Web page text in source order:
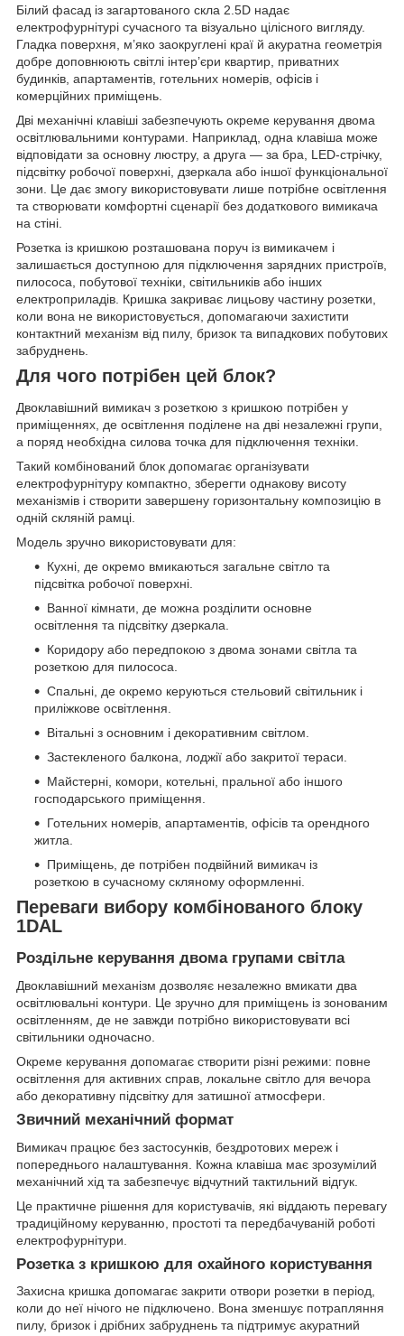
Білий фасад із загартованого скла 2.5D надає
електрофурнітурі сучасного та візуально цілісного вигляду.
Гладка поверхня, м’яко заокруглені краї й акуратна геометрія
добре доповнюють світлі інтер’єри квартир, приватних
будинків, апартаментів, готельних номерів, офісів і
комерційних приміщень.
Дві механічні клавіші забезпечують окреме керування двома
освітлювальними контурами. Наприклад, одна клавіша може
відповідати за основну люстру, а друга — за бра, LED-стрічку,
підсвітку робочої поверхні, дзеркала або іншої функціональної
зони. Це дає змогу використовувати лише потрібне освітлення
та створювати комфортні сценарії без додаткового вимикача
на стіні.
Розетка із кришкою розташована поруч із вимикачем і
залишається доступною для підключення зарядних пристроїв,
пилососа, побутової техніки, світильників або інших
електроприладів. Кришка закриває лицьову частину розетки,
коли вона не використовується, допомагаючи захистити
контактний механізм від пилу, бризок та випадкових побутових
забруднень.
Для чого потрібен цей блок?
Двоклавішний вимикач з розеткою з кришкою потрібен у
приміщеннях, де освітлення поділене на дві незалежні групи,
а поряд необхідна силова точка для підключення техніки.
Такий комбінований блок допомагає організувати
електрофурнітуру компактно, зберегти однакову висоту
механізмів і створити завершену горизонтальну композицію в
одній скляній рамці.
Модель зручно використовувати для:
Кухні, де окремо вмикаються загальне світло та
підсвітка робочої поверхні.
Ванної кімнати, де можна розділити основне
освітлення та підсвітку дзеркала.
Коридору або передпокою з двома зонами світла та
розеткою для пилососа.
Спальні, де окремо керуються стельовий світильник і
приліжкове освітлення.
Вітальні з основним і декоративним світлом.
Застекленого балкона, лоджії або закритої тераси.
Майстерні, комори, котельні, пральної або іншого
господарського приміщення.
Готельних номерів, апартаментів, офісів та орендного
житла.
Приміщень, де потрібен подвійний вимикач із
розеткою в сучасному скляному оформленні.
Переваги вибору комбінованого блоку
1DAL
Роздільне керування двома групами світла
Двоклавішний механізм дозволяє незалежно вмикати два
освітлювальні контури. Це зручно для приміщень із зонованим
освітленням, де не завжди потрібно використовувати всі
світильники одночасно.
Окреме керування допомагає створити різні режими: повне
освітлення для активних справ, локальне світло для вечора
або декоративну підсвітку для затишної атмосфери.
Звичний механічний формат
Вимикач працює без застосунків, бездротових мереж і
попереднього налаштування. Кожна клавіша має зрозумілий
механічний хід та забезпечує відчутний тактильний відгук.
Це практичне рішення для користувачів, які віддають перевагу
традиційному керуванню, простоті та передбачуваній роботі
електрофурнітури.
Розетка з кришкою для охайного користування
Захисна кришка допомагає закрити отвори розетки в період,
коли до неї нічого не підключено. Вона зменшує потрапляння
пилу, бризок і дрібних забруднень та підтримує акуратний